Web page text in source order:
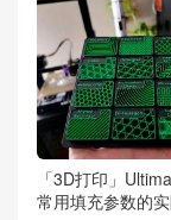
「3D打印」
常用填充参数的